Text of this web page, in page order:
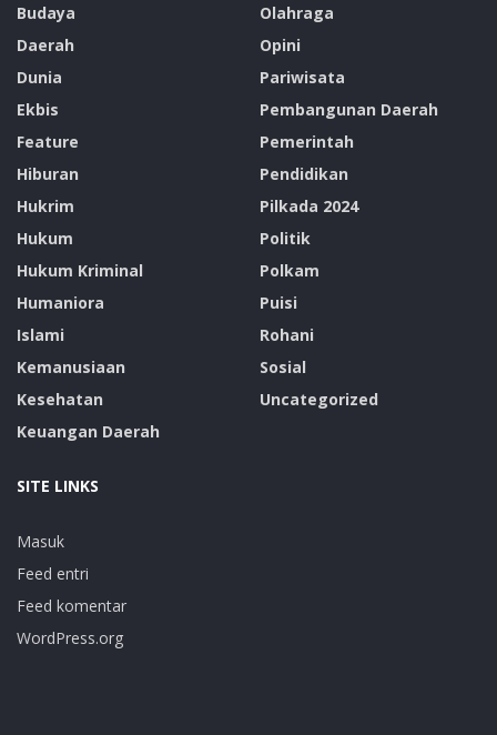
Budaya
Daerah
Dunia
Ekbis
Feature
Hiburan
Hukrim
Hukum
Hukum Kriminal
Humaniora
Islami
Kemanusiaan
Kesehatan
Keuangan Daerah
Olahraga
Opini
Pariwisata
Pembangunan Daerah
Pemerintah
Pendidikan
Pilkada 2024
Politik
Polkam
Puisi
Rohani
Sosial
Uncategorized
SITE LINKS
Masuk
Feed entri
Feed komentar
WordPress.org